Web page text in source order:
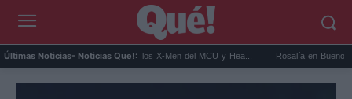
Últimas Noticias- Noticias Que!:
Connor será Cíclope en los X-Men del MCU y Hea... Rosalía en Buenos Aires: